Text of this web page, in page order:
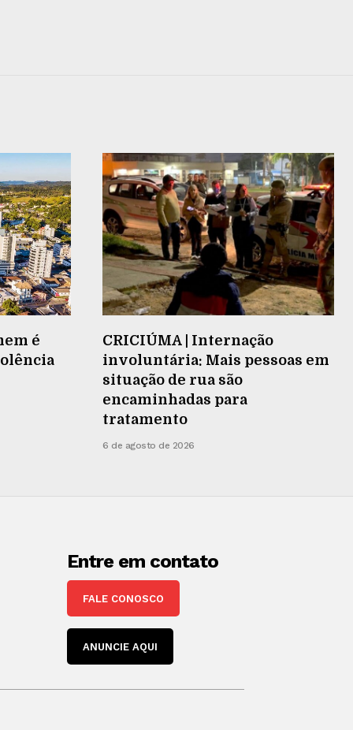
é
CRICIÚMA | Internação
involuntária: Mais pessoas em
situação de rua são
encaminhadas para
tratamento
6 de agosto de 2026
Entre em contato
FALE CONOSCO
ANUNCIE AQUI